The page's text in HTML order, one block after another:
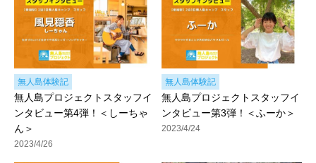
無人島体験記
無人島プロジェクトスタッフイ
ンタビュー第4弾！＜しーちゃ
ん＞
2023/4/26
無人島体験記
無人島プロジェクトスタッフイ
ンタビュー第3弾！＜ふーか＞
2023/4/24